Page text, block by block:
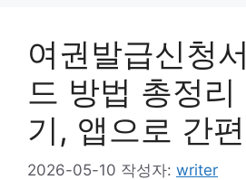
여권발급신청
드 방법 총정
기, 앱으로 간
2026-05-10 작성자: writer